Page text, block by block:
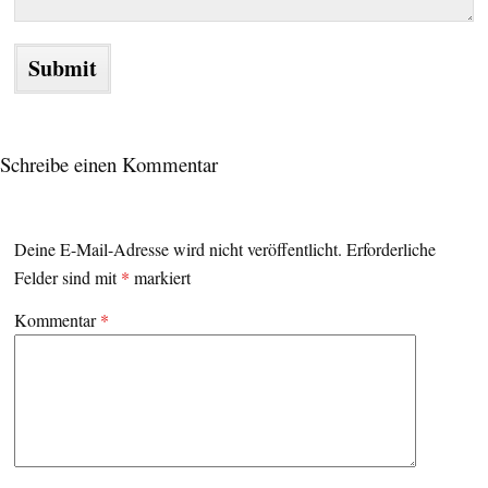
Schreibe einen Kommentar
Deine E-Mail-Adresse wird nicht veröffentlicht. Erforderliche
Felder sind mit* markiert
Kommentar*